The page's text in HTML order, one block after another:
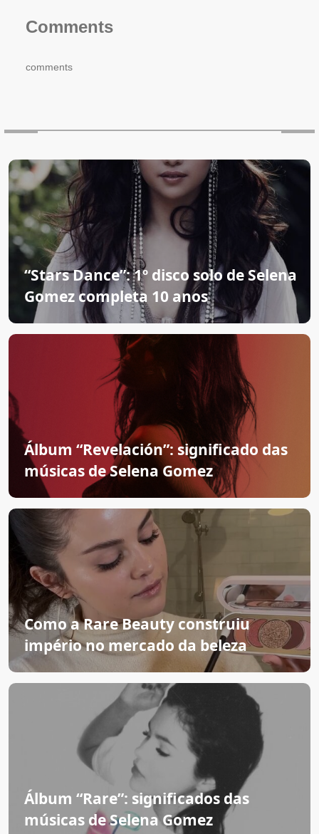
Comments
comments
“Stars Dance”: 1º disco solo de Selena
Gomez completa 10 anos
Álbum “Revelación”: significado das
músicas de Selena Gomez
Como a Rare Beauty construiu
império no mercado da beleza
Álbum “Rare”: significados das
músicas de Selena Gomez